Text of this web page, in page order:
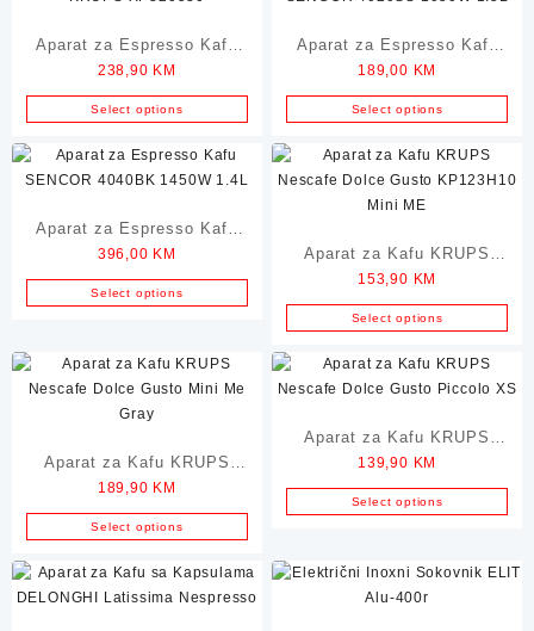
Aparat za Espresso Kafu
KRUPS XP320530
238,90 KM
Select options
Aparat za Espresso Kafu
SENCOR 4020SS 1050W
1.5L
189,00 KM
Select options
Aparat za Espresso Kafu
SENCOR 4040BK 1450W
1.4L
396,00 KM
Select options
Aparat za Kafu KRUPS
Nescafe Dolce Gusto
KP123H10 Mini ME
153,90 KM
Select options
Aparat za Kafu KRUPS
Nescafe Dolce Gusto Mini
Me Gray
189,90 KM
Select options
Aparat za Kafu KRUPS
Nescafe Dolce Gusto
Piccolo XS
139,90 KM
Select options